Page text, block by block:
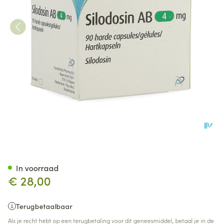
€ 28,00
Terugbetaalbaar
Als je recht hebt op een terugbetaling voor dit geneesmiddel, betaal je in de
In voorraad